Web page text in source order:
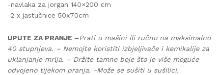
-navlaka za jorgan 140×200 cm
-2 x jastučnice 50x70cm
UPUTE ZA PRANJE –Prati u mašini ili ručno na maksimalno
40 stupnjeva. – Nemojte koristiti izbjeljivače i kemikalije za
uklanjanje mrlja. – Držite tamne boje što je više moguće
odvojeno tijekom pranja. -Može se sušiti u sušilici.